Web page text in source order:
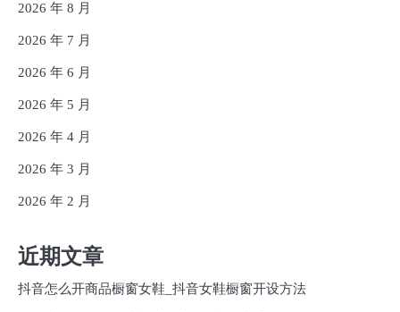
2026 年 8 月
2026 年 7 月
2026 年 6 月
2026 年 5 月
2026 年 4 月
2026 年 3 月
2026 年 2 月
近期文章
抖音怎么开商品橱窗女鞋_抖音女鞋橱窗开设方法